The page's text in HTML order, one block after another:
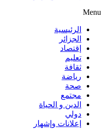
Menu
الرئيسية
الجزائر
إقتصاد
تعليم
ثقافة
رياضة
صحة
مجتمع
الدين و الحياة
دولي
إعلانات وإشهار